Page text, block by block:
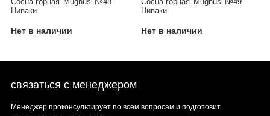
Ниваки
Нет в наличии
Ниваки
Нет в наличии
связаться с менеджером
Менеджер проконсультирует по всем вопросам и подготовит